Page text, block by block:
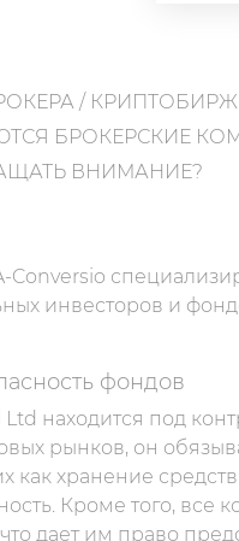
/
БРОКЕРСКИЕ
ВНИМАНИЕ?
инвесторов и
фондов
находится под
рынков, он
как хранение
Кроме того, все
дает им право